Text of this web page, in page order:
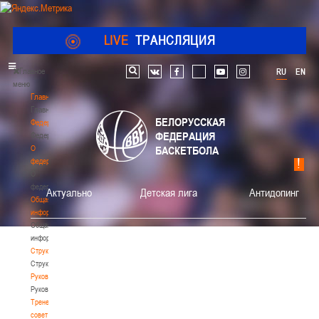
LIVE ТРАНСЛЯЦИЯ
Главное
меню
Главная
Главная
Федерация
Федерация
О
федерации
федерации
Общая
информация
Общая
информация
Структура
Структура
Руководство
Руководство
Тренерский
совет
RU EN
Поиск по сайту
vk facebook youtube instagram
БЕЛОРУССКАЯ
ФЕДЕРАЦИЯ
БАСКЕТБОЛА
Актуально Детская лига Антидопинг